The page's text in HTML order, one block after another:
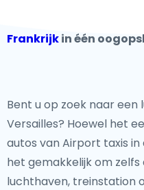
Frankrijkin één
Bent u op zoek naar
Versailles? Hoewel het
autos van Airport taxis
het gemakkelijk om
luchthaven, treinstation